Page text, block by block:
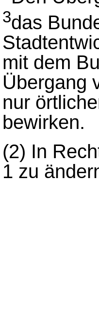
3das
mit dem
Übergang
nur
bewirken.
(2) In
1 zu